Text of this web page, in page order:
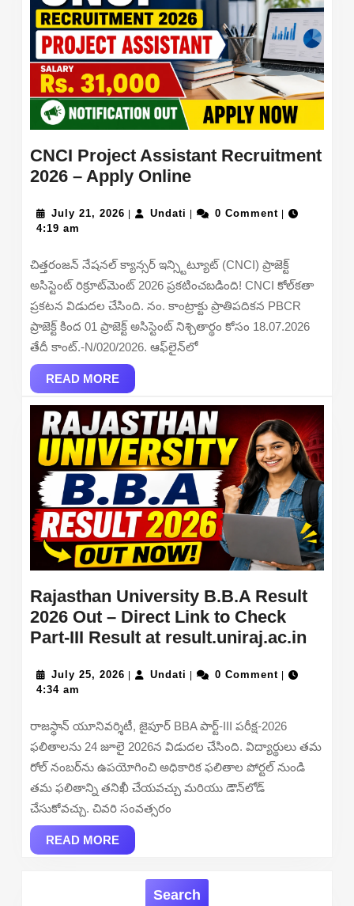
CNCI Project Assistant Recruitment
2026 – Apply OnlineCNCI
Assistant
2026
Apply
Online
July 21, 2026 July
| Undati Undati
| 0 Comment |
4:19 am
చిత్తరంజన్ నేషనల్ క్యాన్సర్ ఇన్స్టిట్యూట్ (CNCI) ప్రాజెక్ట్
అసిస్టెంట్ రిక్రూట్‌మెంట్ 2026 ప్రకటించబడింది! CNCI కోల్‌కతా
ప్రకటన విడుదల చేసింది. నం. కాంట్రాక్టు ప్రాతిపదికన PBCR
ప్రాజెక్ట్ కింద 01 ప్రాజెక్ట్ అసిస్టెంట్ నిశ్చితార్థం కోసం 18.07.2026
తేదీ కాంట్.-N/020/2026. ఆఫ్‌లైన్‌లో
READ MOREREAD
MORE
Rajasthan University B.B.A Result
2026 Out – Direct Link to Check
Part-III Result at result.uniraj.ac.in
Out
July 25, 2026 July
| Undati Undati
| 0 Comment |
4:34 am
రాజస్థాన్ యూనివర్శిటీ, జైపూర్ BBA పార్ట్-III పరీక్ష-2026
ఫలితాలను 24 జూలై 2026న విడుదల చేసింది. విద్యార్థులు తమ
రోల్ నంబర్‌ను ఉపయోగించి అధికారిక ఫలితాల పోర్టల్ నుండి
తమ ఫలితాన్ని తనిఖీ చేయవచ్చు మరియు డౌన్‌లోడ్
చేసుకోవచ్చు. చివరి సంవత్సరం
READ MOREREAD
MORE
Search